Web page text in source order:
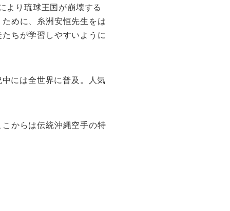
より琉球王国が崩壊する
めに、糸洲安恒先生をは
ちが学習しやすいように
には全世界に普及。人気
からは伝統沖縄空手の特